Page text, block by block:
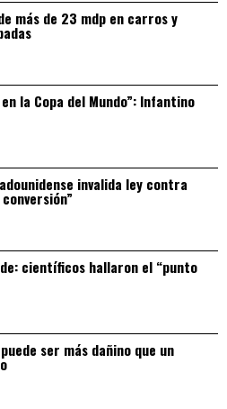
más de 23 mdp en carros y
la Copa del Mundo”: Infantino
invalida ley contra
científicos hallaron el “punto
puede ser más dañino que un